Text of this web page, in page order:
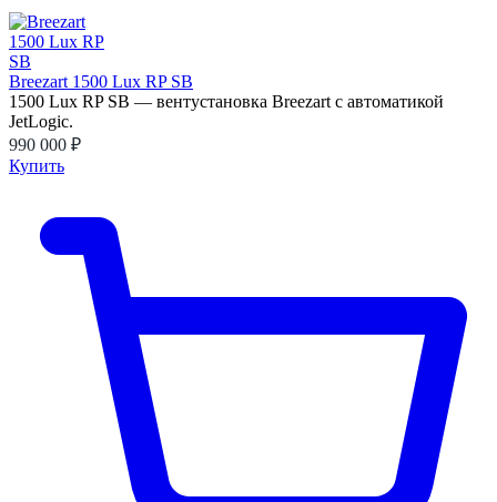
Breezart 1500 Lux RP SB
1500 Lux RP SB — вентустановка Breezart с автоматикой
JetLogic.
990 000 ₽
Купить